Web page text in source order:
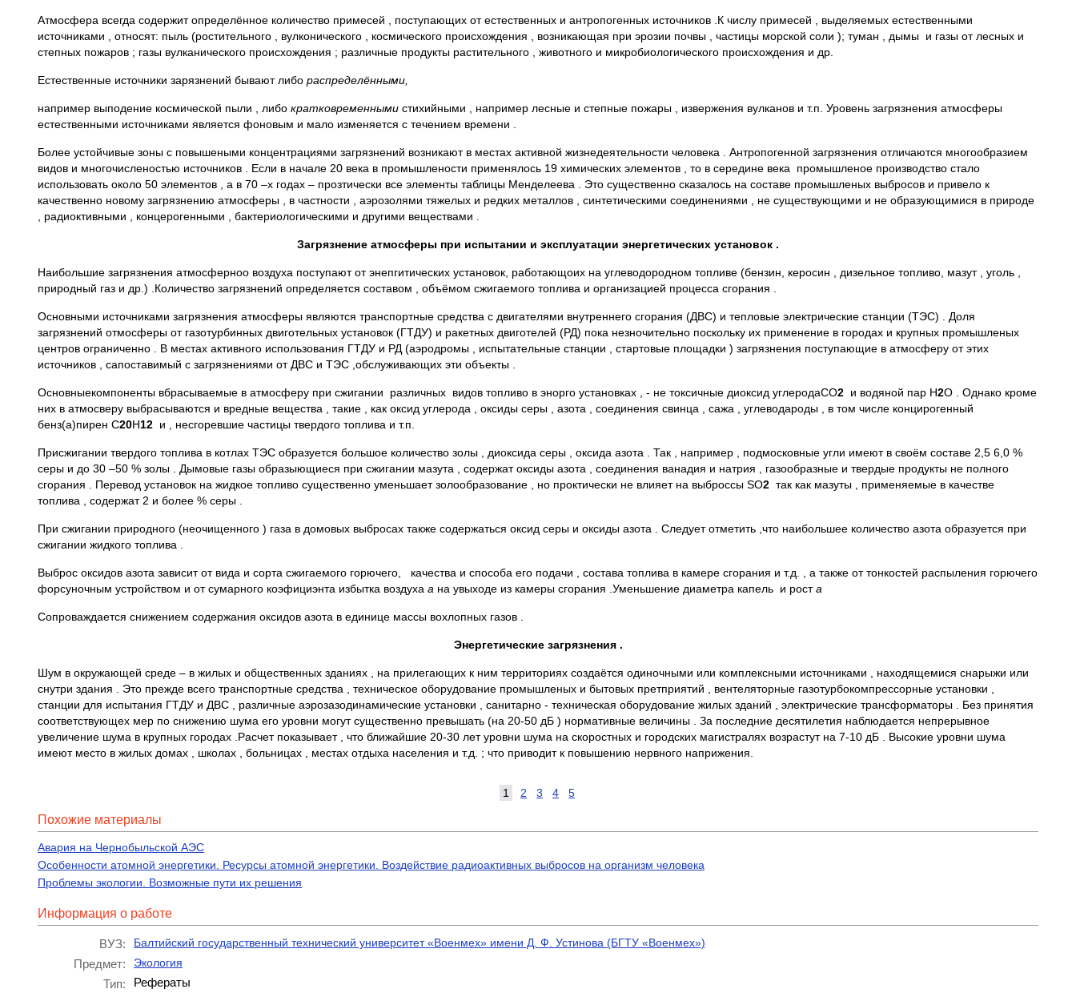
Атмосфера всегда содержит определённое количество примесей , поступающих от естественных и антропогенных источников .К числу примесей , выделяемых естественными
источниками , относят: пыль (ростительного , вулконического , космического происхождения , возникающая при эрозии почвы , частицы морской соли ); туман , дымы и газы от лесных и
степных пожаров ; газы вулканического происхождения ; различные продукты растительного , животного и микробиологического происхождения и др.
Естественные источники зарязнений бывают либо распределёнными,
например выподение космической пыли , либо кратковременными стихийными , например лесные и степные пожары , извержения вулканов и т.п. Уровень загрязнения атмосферы
естественными источниками является фоновым и мало изменяется с течением времени .
Более устойчивые зоны с повышеными концентрациями загрязнений возникают в местах активной жизнедеятельности человека . Антропогенной загрязнения отличаются многообразием
видов и многочисленостью источников . Если в начале 20 века в промышлености применялось 19 химических элементов , то в середине века промышленое производство стало
использовать около 50 элементов , а в 70 –х годах – прозтически все элементы таблицы Менделеева . Это существенно сказалось на составе промышленых выбросов и привело к
качественно новому загрязнению атмосферы , в частности , аэрозолями тяжелых и редких металлов , синтетическими соединениями , не существующими и не образующимися в природе
, радиоктивными , концерогенными , бактериологическими и другими веществами .
Загрязнение атмосферы при испытании и эксплуатации энергетических установок .
Наибольшие загрязнения атмосферноо воздуха поступают от энепгитических установок, работающоих на углеводородном топливе (бензин, керосин , дизельное топливо, мазут , уголь ,
природный газ и др.) .Количество загрязнений определяется составом , объёмом сжигаемого топлива и организацией процесса сгорания .
Основными источниками загрязнения атмосферы являются транспортные средства с двигателями внутреннего сгорания (ДВС) и тепловые электрические станции (ТЭС) . Доля
загрязнений отмосферы от газотурбинных двиготельных установок (ГТДУ) и ракетных двиготелей (РД) пока незночительно поскольку их применение в городах и крупных промышленых
центров ограниченно . В местах активного использования ГТДУ и РД (аэродромы , испытательные станции , стартовые площадки ) загрязнения поступающие в атмосферу от этих
источников , сапоставимый с загрязнениями от ДВС и ТЭС ,обслуживающих эти объекты .
Основныекомпоненты вбрасываемые в атмосферу при сжигании различных видов топливо в энорго установках , - не токсичные диоксид углеродаСО2 и водяной пар Н2О . Однако кроме
них в атмосверу выбрасываются и вредные вещества , такие , как оксид углерода , оксиды серы , азота , соединения свинца , сажа , углеводароды , в том числе концирогенный
бенз(а)пирен С20Н12 и , несгоревшие частицы твердого топлива и т.п.
Присжигании твердого топлива в котлах ТЭС образуется большое количество золы , диоксида серы , оксида азота . Так , например , подмосковные угли имеют в своём составе 2,5 6,0 %
серы и до 30 –50 % золы . Дымовые газы образыющиеся при сжигании мазута , содержат оксиды азота , соединения ванадия и натрия , газообразные и твердые продукты не полного
сгорания . Перевод установок на жидкое топливо существенно уменьшает золообразование , но проктически не влияет на выброссы SO2 так как мазуты , применяемые в качестве
топлива , содержат 2 и более % серы .
При сжигании природного (неочищенного ) газа в домовых выбросах также содержаться оксид серы и оксиды азота . Следует отметить ,что наибольшее количество азота образуется при
сжигании жидкого топлива .
Выброс оксидов азота зависит от вида и сорта сжигаемого горючего, качества и способа его подачи , состава топлива в камере сгорания и т.д. , а также от тонкостей распыления горючего
форсуночным устройством и от сумарного коэфициэнта избытка воздуха а на увыходе из камеры сгорания .Уменьшение диаметра капель и роста
Сопроваждается снижением содержания оксидов азота в единице массы вохлопных газов .
Энергетические загрязнения .
Шум в окружающей среде – в жилых и общественных зданиях , на прилегающих к ним территориях создаётся одиночными или комплексными источниками , находящемися снарыжи или
снутри здания . Это прежде всего транспортные средства , техническое оборудование промышленых и бытовых претприятий , вентеляторные газотурбокомпрессорные установки ,
станции для испытания ГТДУ и ДВС , различные аэрозазодинамические установки , санитарно - техническая оборудование жилых зданий , электрические трансформаторы . Без принятия
соответствующех мер по снижению шума его уровни могут существенно превышать (на 20-50 дБ ) нормативные величины . За последние десятилетия наблюдается непрерывное
увеличение шума в крупных городах .Расчет показывает , что ближайшие 20-30 лет уровни шума на скоростных и городских магистралях возрастут на 7-10 дБ . Высокие уровни шума
имеют место в жилых домах , школах , больницах , местах отдыха населения и т.д. ; что приводит к повышению нервного наприжения.
1 2 3 4 5
Похожие материалы
Авария на Чернобыльской АЭС
Особенности атомной энергетики. Ресурсы атомной энергетики. Воздействие радиоактивных выбросов на организм человека
Проблемы экологии. Возможные пути их решения
Информация о работе
ВУЗ: Балтийский государственный технический университет «Военмех» имени Д. Ф. Устинова (БГТУ «Военмех»)
Предмет: Экология
Тип: Рефераты